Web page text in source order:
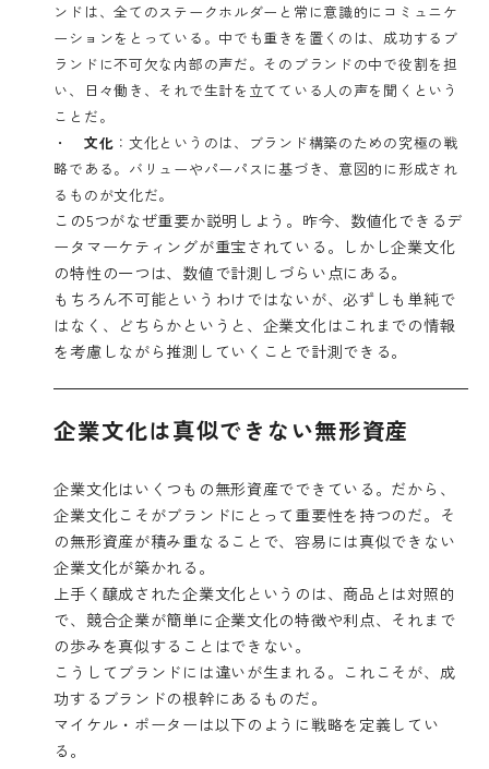
ンドは、全てのステークホルダーと常に意識的にコミュニケ
ーションをとっている。中でも重きを置くのは、成功するブ
ランドに不可欠な内部の声だ。そのブランドの中で役割を担
い、日々働き、それで生計を立てている人の声を聞くという
ことだ。
・ 文化 ：文化というのは、ブランド構築のための究極の戦
略である。バリューやパーパスに基づき、意図的に形成され
るものが文化だ。
この5つがなぜ重要か説明しよう。昨今、数値化できるデ
ータマーケティングが重宝されている。しかし企業文化
の特性の一つは、数値で計測しづらい点にある。
もちろん不可能というわけではないが、必ずしも単純で
はなく、どちらかというと、企業文化はこれまでの情報
を考慮しながら推測していくことで計測できる。
企業文化は真似できない無形資産
企業文化はいくつもの無形資産でできている。だから、
企業文化こそがブランドにとって重要性を持つのだ。そ
の無形資産が積み重なることで、容易には真似できない
企業文化が築かれる。
上手く醸成された企業文化というのは、商品とは対照的
で、競合企業が簡単に企業文化の特徴や利点、それまで
の歩みを真似することはできない。
こうしてブランドには違いが生まれる。これこそが、成
功するブランドの根幹にあるものだ。
マイケル・ポーターは以下のように戦略を定義してい
る。